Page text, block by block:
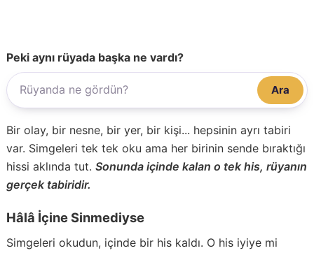
Peki aynı rüyada başka ne vardı?
Ara
Bir olay, bir nesne, bir yer, bir kişi... hepsinin ayrı tabiri
var. Simgeleri tek tek oku ama her birinin sende bıraktığı
hissi aklında tut. Sonunda içinde kalan o tek his, rüyanın
gerçek tabiridir.
Hâlâ İçine Sinmediyse
Simgeleri okudun, içinde bir his kaldı. O his iyiye mi